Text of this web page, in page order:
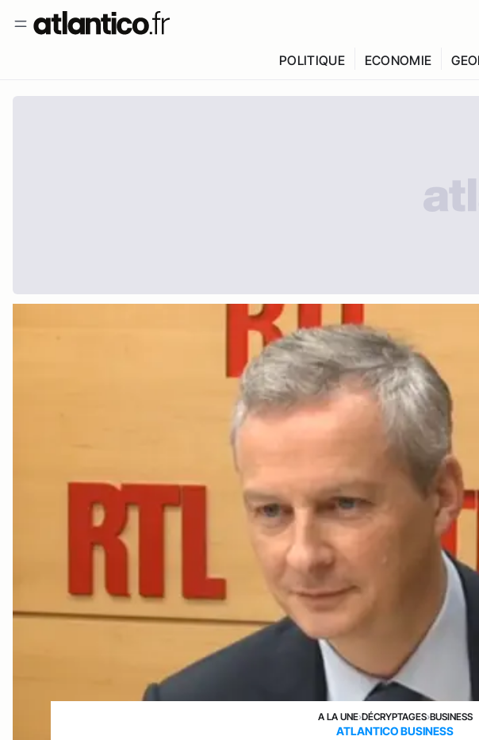
POLITIQUE ECONOMIE
A LA UNE›DÉCRYPTAGES›BUSINESS
ATLANTICO BUSINESS